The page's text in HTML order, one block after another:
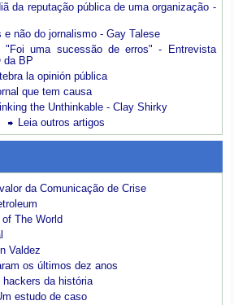
da reputação pública de uma organização -
e não do jornalismo - Gay Talese
"Foi uma sucessão de erros" - Entrevista
da BP
la opinión pública
que tem causa
the Unthinkable - Clay Shirky
Leia outros artigos
da Comunicação de Crise
The World
Valdez
os últimos dez anos
da história
estudo de caso